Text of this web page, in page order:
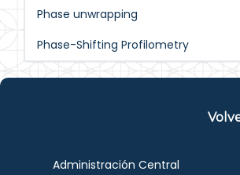
Phase unwrapping
Phase-Shifting Profilometry
Administración Central